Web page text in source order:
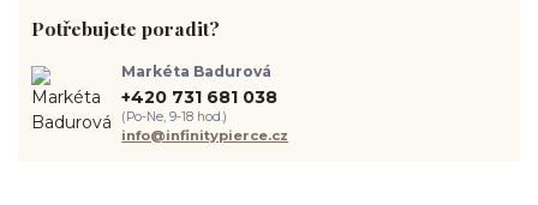
Potřebujete poradit?
Markéta Badurová
+420 731 681 038
(Po-Ne, 9-18 hod.)
info@infinitypierce.cz